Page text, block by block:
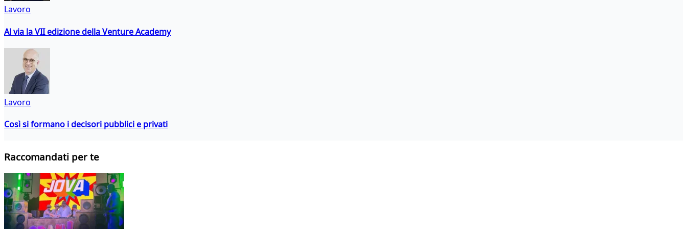
Lavoro
Al via la VII edizione della Venture Academy
Lavoro
Così si formano i decisori pubblici e privati
Raccomandati per te